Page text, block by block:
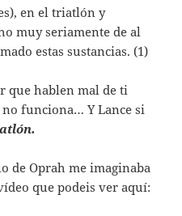
en el triatlón y
muy seriamente de al
estas sustancias. (1)
que hablen mal de ti
funciona… Y Lance si
de Oprah me imaginaba
que podeis ver aquí: